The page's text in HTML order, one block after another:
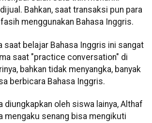
Bahkan, saat transaksi pun para
menggunakan Bahasa Inggris.
saat belajar Bahasa Inggris ini sangat
saat "practice conversation" di
bahkan tidak menyangka, banyak
berbicara Bahasa Inggris.
diungkapkan oleh siswa lainya, Althaf
mengaku senang bisa mengikuti